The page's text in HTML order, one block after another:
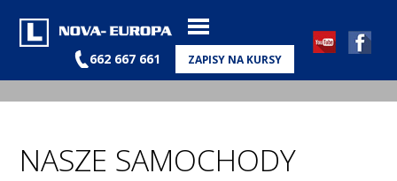
662 667 661 ZAPISY NA KURSY
NASZE SAMOCHODY